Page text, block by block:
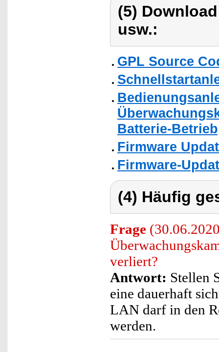
(5)
usw.:
GPL Source
Batterie-
Firmware
Firmware-
(4) Häufig
Frage
verliert?
Antwort: Stellen
eine dauerhaft
LAN darf in den
werden.